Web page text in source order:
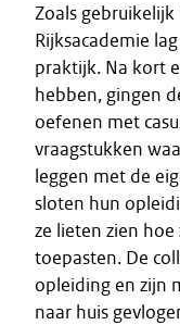
Zoals
Rijksacademie
praktijk. Na kort
hebben, gingen
oefenen met
vraagstukken
leggen met de
sloten hun
ze lieten zien
toepasten. De
opleiding en zijn
naar huis